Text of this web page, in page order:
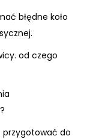
błędne koło
od czego
przygotować do